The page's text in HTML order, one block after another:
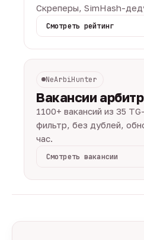
Скреперы, SimHash-
Смотреть рейтинг
NeArbiHunter
Вакансии
1100+ вакансий из 35
фильтр, без дублей,
час.
Смотреть вакансии